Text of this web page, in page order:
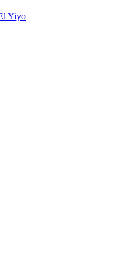
Yiyo